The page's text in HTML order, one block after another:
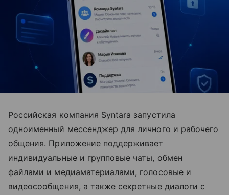
Российская компания Syntara запустила
одноименный мессенджер для личного и рабочего
общения. Приложение поддерживает
индивидуальные и групповые чаты, обмен
файлами и медиаматериалами, голосовые и
видеосообщения, а также секретные диалоги с